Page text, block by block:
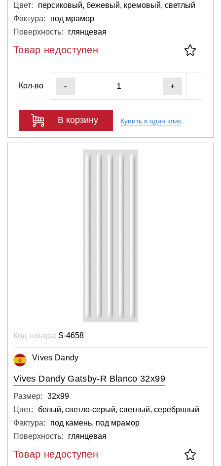
Цвет:
персиковый, бежевый, кремовый, светлый
Фактура:
под мрамор
Поверхность:
глянцевая
Товар недоступен
Кол-во - +
В корзину Купить в один клик
Код товара: S-4658
Vives Dandy
Vives Dandy Gatsby-R Blanco 32x99
Размер:
32х99
Цвет:
белый, светло-серый, светлый, серебряный
Фактура:
под камень, под мрамор
Поверхность:
глянцевая
Товар недоступен